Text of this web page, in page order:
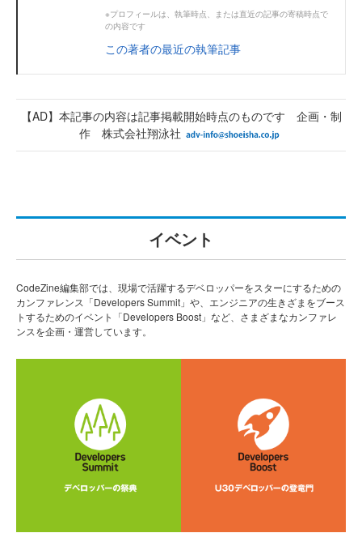
※プロフィールは、執筆時点、または直近の記事の寄稿時点で
の内容です
この著者の最近の執筆記事
【AD】本記事の内容は記事掲載開始時点のものです 企画・制
作 株式会社翔泳社
イベント
CodeZine編集部では、現場で活躍するデベロッパーをスターにするための
カンファレンス「Developers Summit」や、エンジニアの生きざまをブース
トするためのイベント「Developers Boost」など、さまざまなカンファレ
ンスを企画・運営しています。